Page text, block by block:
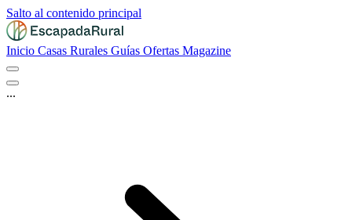
Salto al contenido principal
Inicio Casas Rurales Guías Ofertas Magazine
...